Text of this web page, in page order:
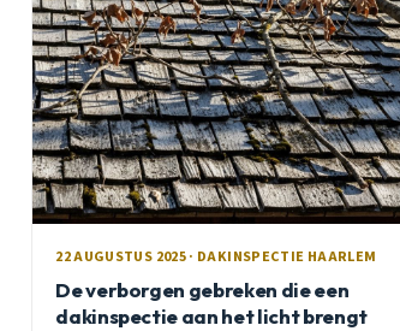
22 AUGUSTUS 2025 · DAKINSPECTIE HAARLEM
De verborgen gebreken die een
dakinspectie aan het licht brengt